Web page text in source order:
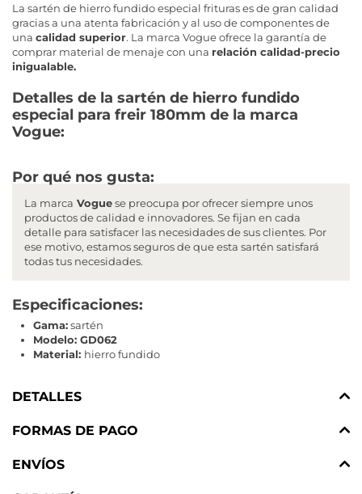
La sartén de hierro fundido especial frituras es de gran calidad
gracias a una atenta fabricación y al uso de componentes de
una calidad superior. La marca Vogue ofrece la garantía de
comprar material de menaje con una relación calidad-precio
inigualable.
Detalles de la sartén de hierro fundido
especial para freir 180mm de la marca
Vogue:
Por qué nos gusta:
La marca Voguese preocupa por ofrecer siempre unos
productos de calidad e innovadores. Se fijan en cada
detalle para satisfacer las necesidades de sus clientes. Por
ese motivo, estamos seguros de que esta sartén satisfará
todas tus necesidades.
Especificaciones:
Gama:sartén
Modelo: GD062
Material: hierro fundido
DETALLES
FORMAS DE PAGO
ENVÍOS